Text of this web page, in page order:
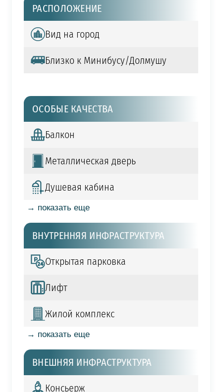
РАСПОЛОЖЕНИЕ
Вид на город
Близко к Минибусу/Долмушу
ОСОБЫЕ КАЧЕСТВА
Балкон
Металлическая дверь
Душевая кабина
→ показать еще
ВНУТРЕННЯЯ ИНФРАСТРУКТУРА
Открытая парковка
Лифт
Жилой комплекс
→ показать еще
ВНЕШНЯЯ ИНФРАСТРУКТУРА
Консьерж